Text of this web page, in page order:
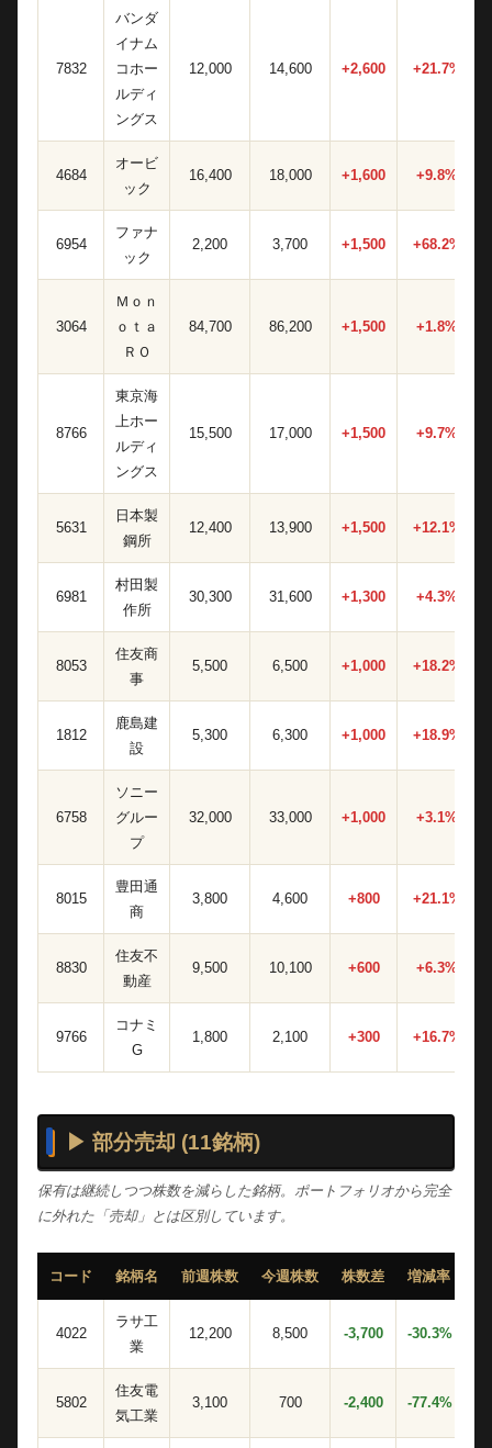
7832
バンダ
イナム
コホー
ルディ
ングス
12,000 14,600 +2,600 +21.7%
4684
オービ
ック
16,400 18,000 +1,600 +9.8%
6954
ファナ
ック
2,200 3,700 +1,500 +68.2%
3064
Ｍｏｎ
ｏｔａ
ＲＯ
84,700 86,200 +1,500 +1.8%
8766
東京海
上ホー
ルディ
ングス
15,500 17,000 +1,500 +9.7%
5631
日本製
鋼所
12,400 13,900 +1,500 +12.1%
6981
村田製
作所
30,300 31,600 +1,300 +4.3%
8053
住友商
事
5,500 6,500 +1,000 +18.2%
1812
鹿島建
設
5,300 6,300 +1,000 +18.9%
6758
ソニー
グルー
プ
32,000 33,000 +1,000 +3.1%
8015
豊田通
商
3,800 4,600 +800 +21.1%
8830
住友不
動産
9,500 10,100 +600 +6.3%
9766
コナミ
G
1,800 2,100 +300 +16.7%
▶ 部分売却 (11銘柄)
保有は継続しつつ株数を減らした銘柄。ポートフォリオから完全
に外れた「売却」とは区別しています。
コード 銘柄名 前週株数 今週株数 株数差 増減率
4022
ラサ工
業
12,200 8,500 -3,700 -30.3%
5802
住友電
気工業
3,100 700 -2,400 -77.4%